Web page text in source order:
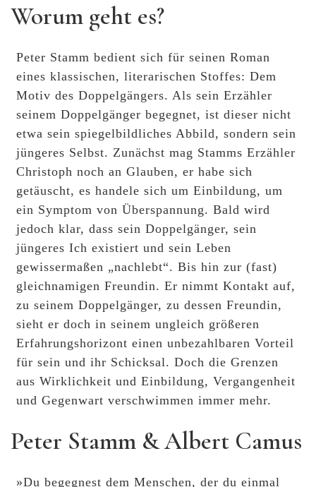
Worum geht es?
Peter Stamm bedient sich für seinen Roman
eines klassischen, literarischen Stoffes: Dem
Motiv des Doppelgängers. Als sein Erzähler
seinem Doppelgänger begegnet, ist dieser nicht
etwa sein spiegelbildliches Abbild, sondern sein
jüngeres Selbst. Zunächst mag Stamms Erzähler
Christoph noch an Glauben, er habe sich
getäuscht, es handele sich um Einbildung, um
ein Symptom von Überspannung. Bald wird
jedoch klar, dass sein Doppelgänger, sein
jüngeres Ich existiert und sein Leben
gewissermaßen „nachlebt“. Bis hin zur (fast)
gleichnamigen Freundin. Er nimmt Kontakt auf,
zu seinem Doppelgänger, zu dessen Freundin,
sieht er doch in seinem ungleich größeren
Erfahrungshorizont einen unbezahlbaren Vorteil
für sein und ihr Schicksal. Doch die Grenzen
aus Wirklichkeit und Einbildung, Vergangenheit
und Gegenwart verschwimmen immer mehr.
Peter Stamm & Albert Camus
»Du begegnest dem Menschen, der du einmal